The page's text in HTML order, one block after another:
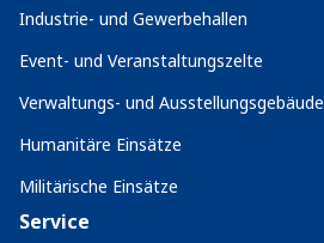
Industrie- und Gewerbehallen
Event- und Veranstaltungszelte
Verwaltungs- und Ausstellungsgebäude
Humanitäre Einsätze
Militärische Einsätze
Service